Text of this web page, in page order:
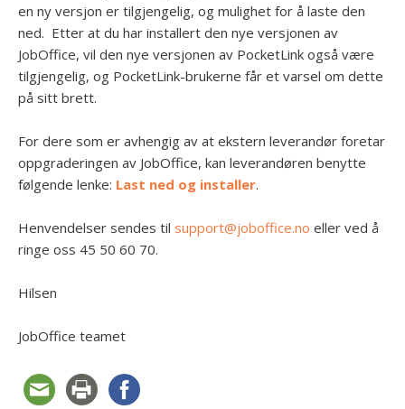
en ny versjon er tilgjengelig, og mulighet for å laste den
ned. Etter at du har installert den nye versjonen av
JobOffice, vil den nye versjonen av PocketLink også være
tilgjengelig, og PocketLink-brukerne får et varsel om dette
på sitt brett.
For dere som er avhengig av at ekstern leverandør foretar
oppgraderingen av JobOffice, kan leverandøren benytte
følgende lenke: Last ned og installer.
Henvendelser sendes til support@joboffice.no eller ved å
ringe oss 45 50 60 70.
Hilsen
JobOffice teamet